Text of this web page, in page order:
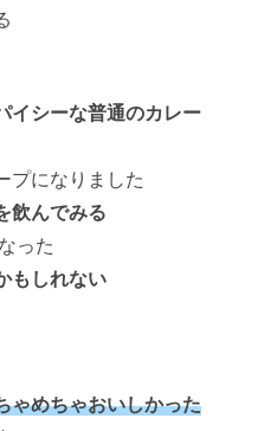
イシーな普通のカレー
になりました
飲んでみる
った
もしれない
ゃめちゃおいしかった